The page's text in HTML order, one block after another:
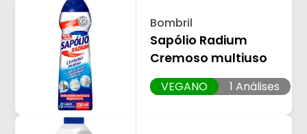
Bombril
Sapólio Radium
Cremoso multiuso
VEGANO 1 Análises